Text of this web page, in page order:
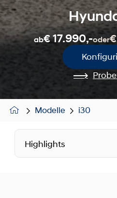
ab€ 17.990,-oder
Modelle i30
Highlights